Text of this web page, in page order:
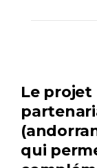
Le projet
qui